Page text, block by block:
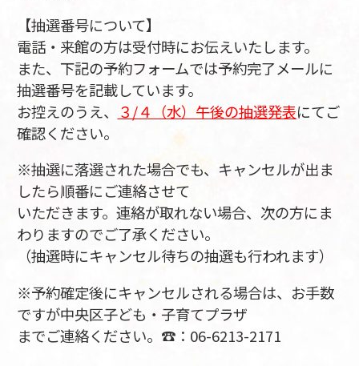
【抽選番号について】
電話・来館の方は受付時にお伝えいたします。
また、下記の予約フォームでは予約完了メールに
抽選番号を記載しています。
お控えのうえ、
３/４ （水） 午後の抽選発表にてご
確認ください。
※抽選に落選された場合でも、キャンセルが出ま
したら順番にご連絡させて
いただきます。連絡が取れない場合、次の方にま
わりますのでご了承ください。
（抽選時にキャンセル待ちの抽選も行われます）
※予約確定後にキャンセルされる場合は、お手数
ですが中央区子ども・子育てプラザ
までご連絡ください。☎：06-6213-2171